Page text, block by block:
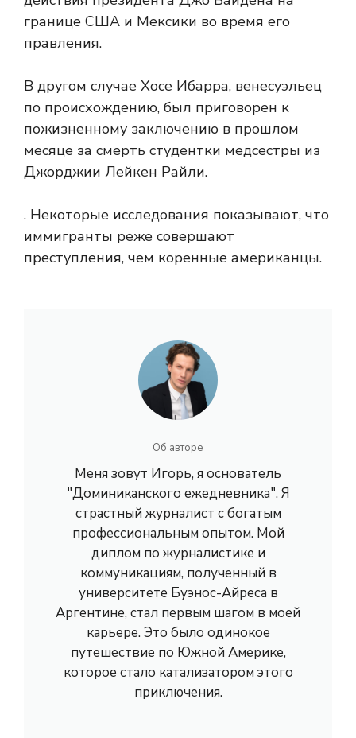
границе США и Мексики во время его
правления.
В другом случае Хосе Ибарра, венесуэльец
по происхождению, был приговорен к
пожизненному заключению в прошлом
месяце за смерть студентки медсестры из
Джорджии Лейкен Райли.
. Некоторые исследования показывают, что
иммигранты реже совершают
преступления, чем коренные американцы.
Об авторе
Меня зовут Игорь, я основатель
"Доминиканского ежедневника". Я
страстный журналист с богатым
профессиональным опытом. Мой
диплом по журналистике и
коммуникациям, полученный в
университете Буэнос-Айреса в
Аргентине, стал первым шагом в моей
карьере. Это было одинокое
путешествие по Южной Америке,
которое стало катализатором этого
приключения.